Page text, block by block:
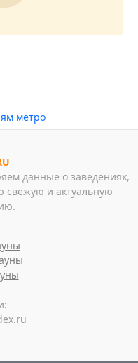
метро
данные о заведениях,
свежую и актуальную